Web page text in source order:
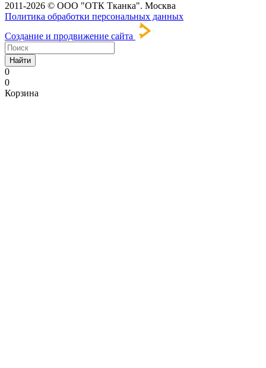
2011-2026 © ООО "ОТК Тканка". Москва
Политика обработки персональных данных
Создание и продвижение сайта
Найти
0
0
Корзина